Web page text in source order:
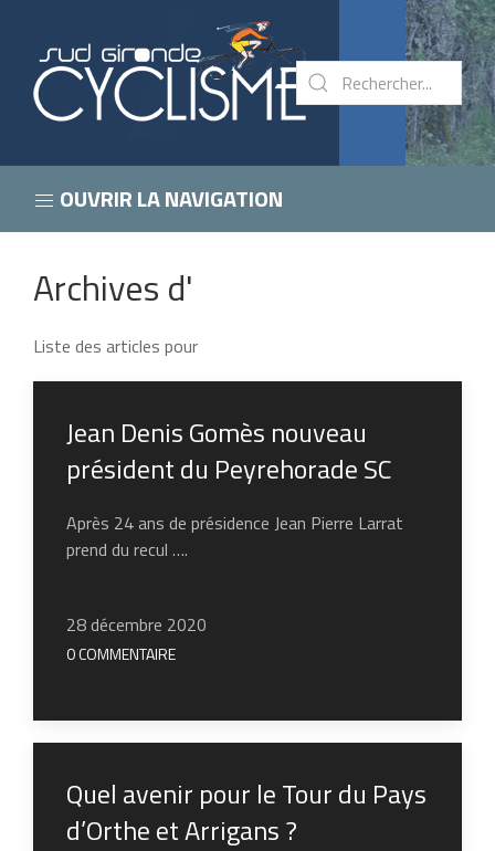
OUVRIR LA NAVIGATION
Archives d'
Liste des articles pour
Jean Denis Gomès nouveau
président du Peyrehorade SC
Après 24 ans de présidence Jean Pierre Larrat
prend du recul ….
28 décembre 2020
0 COMMENTAIRE
Quel avenir pour le Tour du Pays
d’Orthe et Arrigans ?